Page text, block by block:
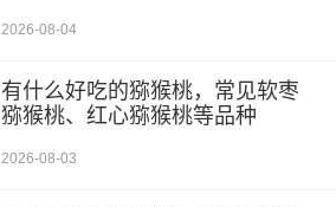
2026-08-04
有什么好吃的猕猴桃，常见软枣
猕猴桃、红心猕猴桃等品种
2026-08-03